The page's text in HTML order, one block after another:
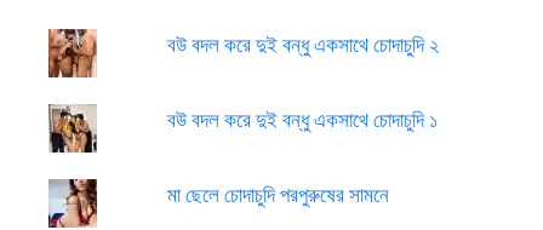
বউ বদল করে দুই বন্ধু একসাথে চোদাচুদি ২
বউ বদল করে দুই বন্ধু একসাথে চোদাচুদি ১
মা ছেলে চোদাচুদি পরপুরুষের সামনে